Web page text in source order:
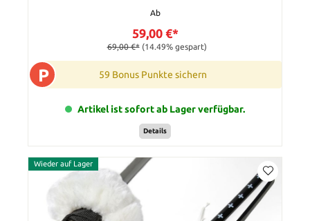
Ab
59,00 €*
69,00 €* (14.49% gespart)
P 59 Bonus Punkte sichern
Artikel ist sofort ab Lager verfügbar.
Details
Wieder auf Lager